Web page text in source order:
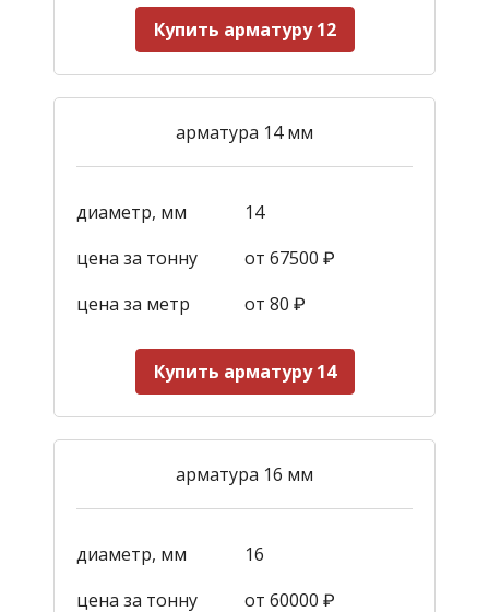
Купить арматуру 12
арматура 14 мм
диаметр, мм
14
цена за тонну
от 67500 ₽
цена за метр
от 80 ₽
Купить арматуру 14
арматура 16 мм
диаметр, мм
16
цена за тонну
от 60000 ₽